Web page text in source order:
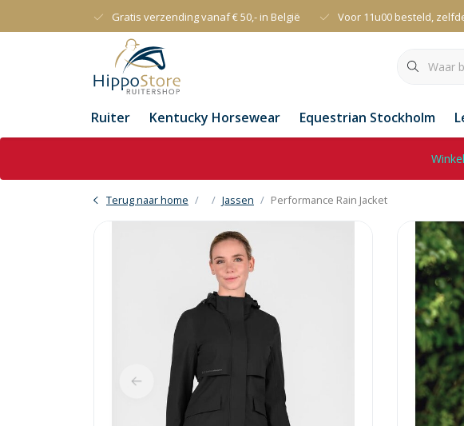
Gratis verzending vanaf € 50,- in België Voor 11u00 besteld,
Ruiter Kentucky Horsewear Equestrian Stockholm
Terug naar home Jassen Performance Rain Jacket